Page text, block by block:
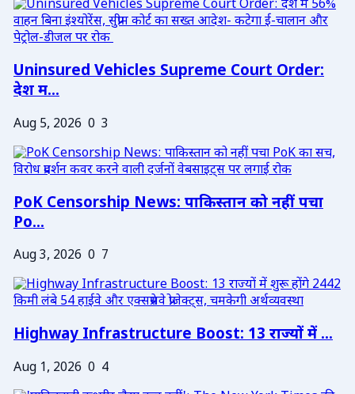
Uninsured Vehicles Supreme Court Order:
देश म...
Aug 5, 2026 0 3
PoK Censorship News: पाकिस्तान को नहीं पचा
Po...
Aug 3, 2026 0 7
Highway Infrastructure Boost: 13 राज्यों में ...
Aug 1, 2026 0 4